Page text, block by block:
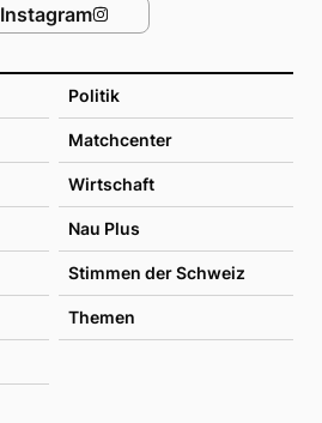
Politik
Matchcenter
Wirtschaft
Nau Plus
Stimmen der Schweiz
Themen
Instagram